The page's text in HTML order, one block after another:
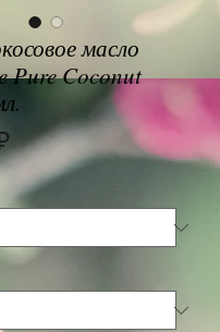
масло
Pure Coconut
Цена